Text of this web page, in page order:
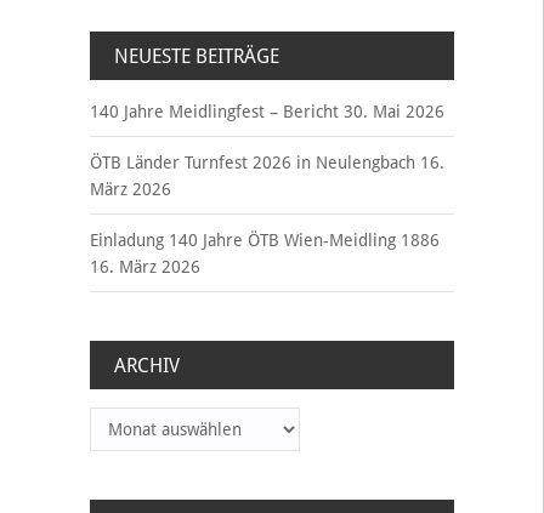
NEUESTE BEITRÄGE
140 Jahre Meidlingfest – Bericht 30. Mai 2026
ÖTB Länder Turnfest 2026 in Neulengbach 16.
März 2026
Einladung 140 Jahre ÖTB Wien-Meidling 1886
16. März 2026
ARCHIV
Archiv